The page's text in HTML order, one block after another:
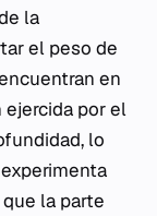
la
el peso de
en
ejercida por el
lo
la parte